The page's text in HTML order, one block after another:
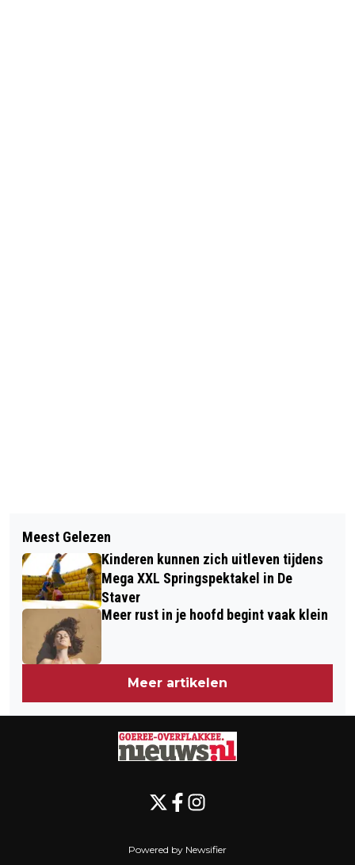
WORKSHOPS VOOR MANTELZORGERS
BIJ STICHTING ZIJN
HCGO GENOMINEERD VOOR
LANDELIJKE PRIJS
Meest Gelezen
Kinderen kunnen zich uitleven tijdens
Mega XXL Springspektakel in De
Staver
Meer rust in je hoofd begint vaak klein
Meer artikelen
Powered by Newsifier